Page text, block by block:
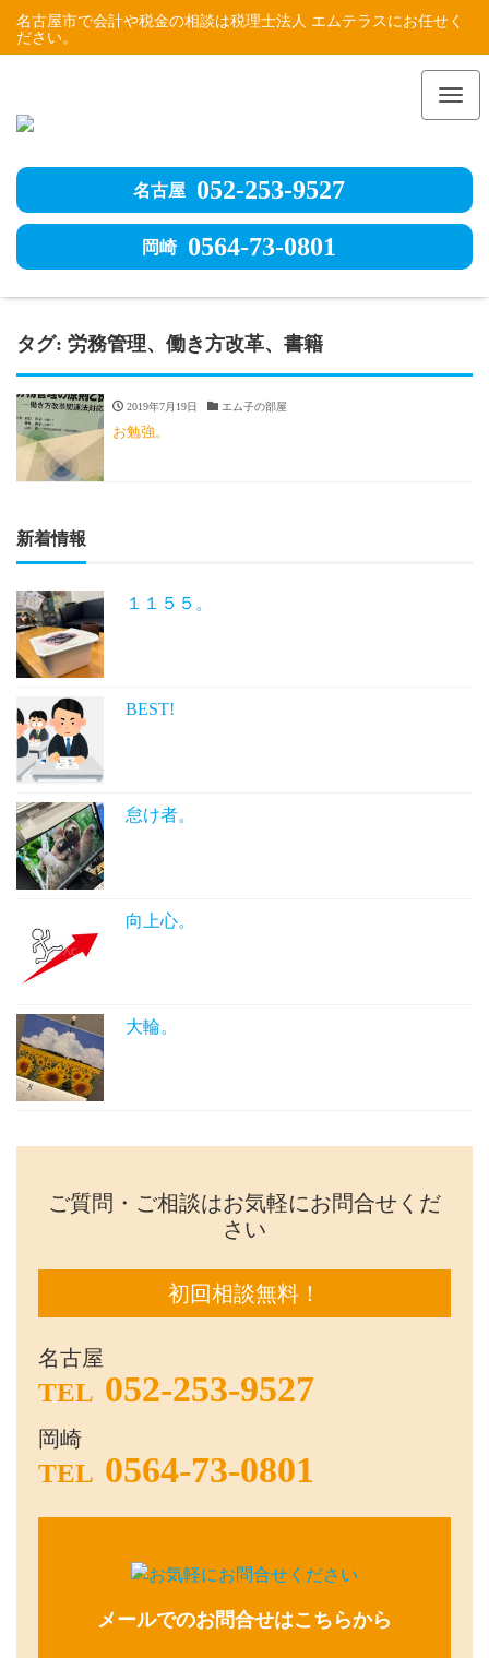
名古屋市で会計や税金の相談は税理士法人 エムテラスにお任せく
ださい。
名古屋 052-253-9527
岡崎 0564-73-0801
タグ: 労務管理、働き方改革、書籍
2019年7月19日 エム子の部屋
お勉強。
新着情報
１１５５。
BEST!
怠け者。
向上心。
大輪。
ご質問・ご相談はお気軽にお問合せくだ
さい
初回相談無料！
名古屋
TEL 052-253-9527
岡崎
TEL 0564-73-0801
メールでのお問合せはこちらから